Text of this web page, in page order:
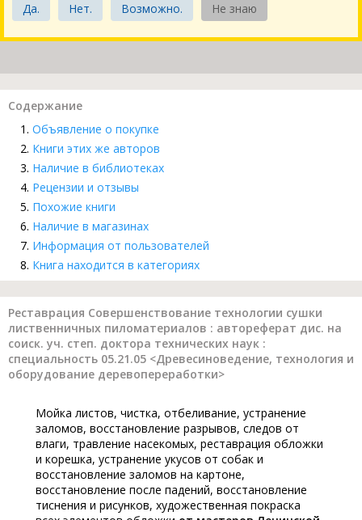
Да. Нет. Возможно. Не знаю
Содержание
Объявление о покупке
Книги этих же авторов
Наличие в библиотеках
Рецензии и отзывы
Похожие книги
Наличие в магазинах
Информация от пользователей
Книга находится в категориях
Реставрация Совершенствование технологии сушки
лиственничных пиломатериалов : автореферат дис. на
соиск. уч. степ. доктора технических наук :
специальность 05.21.05 <Древесиноведение, технология и
оборудование деревопереработки>
Мойка листов, чистка, отбеливание, устранение
заломов, восстановление разрывов, следов от
влаги, травление насекомых, реставрация обложки
и корешка, устранение укусов от собак и
восстановление заломов на картоне,
восстановление после падений, восстановление
тиснения и рисунков, художественная покраска